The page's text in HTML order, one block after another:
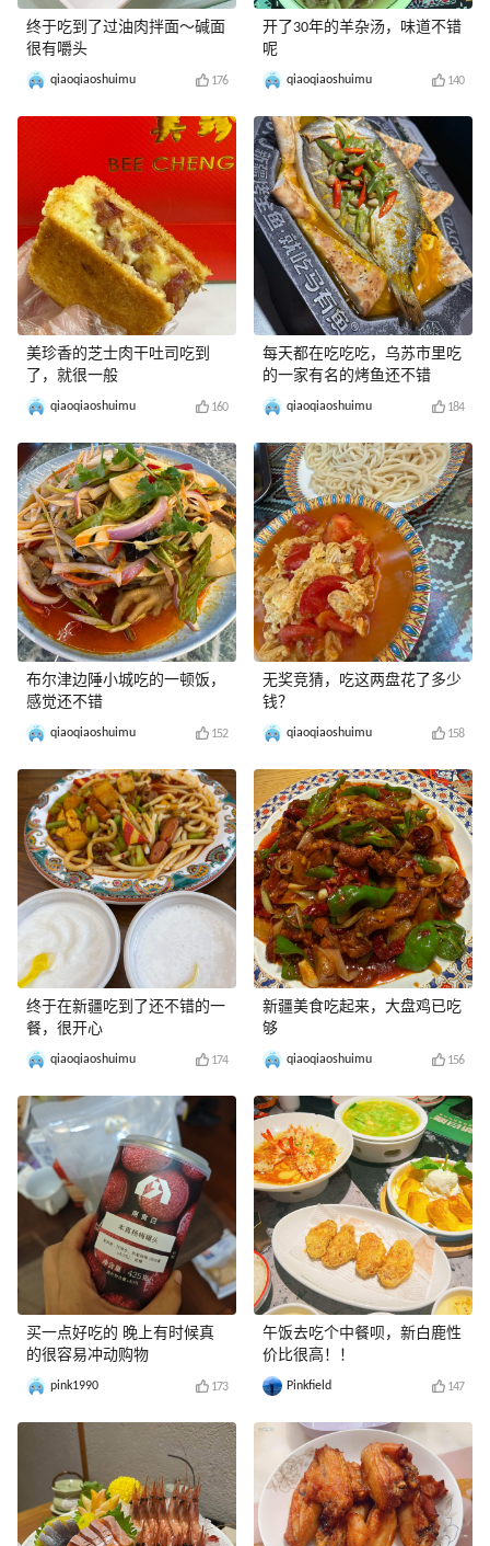
终于吃到了过油肉拌面～碱面
很有嚼头
qiaoqiaoshuimu 176
美珍香的芝士肉干吐司吃到
了，就很一般
qiaoqiaoshuimu 160
布尔津边陲小城吃的一顿饭，
感觉还不错
qiaoqiaoshuimu 152
终于在新疆吃到了还不错的一
餐，很开心
qiaoqiaoshuimu 174
买一点好吃的 晚上有时候真
的很容易冲动购物
pink1990 173
开了30年的羊杂汤，味道不错
呢
qiaoqiaoshuimu 140
每天都在吃吃吃，乌苏市里吃
的一家有名的烤鱼还不错
qiaoqiaoshuimu 184
无奖竞猜，吃这两盘花了多少
钱？
qiaoqiaoshuimu 158
新疆美食吃起来，大盘鸡已吃
够
qiaoqiaoshuimu 156
午饭去吃个中餐呗，新白鹿性
价比很高！！
Pinkfield 147